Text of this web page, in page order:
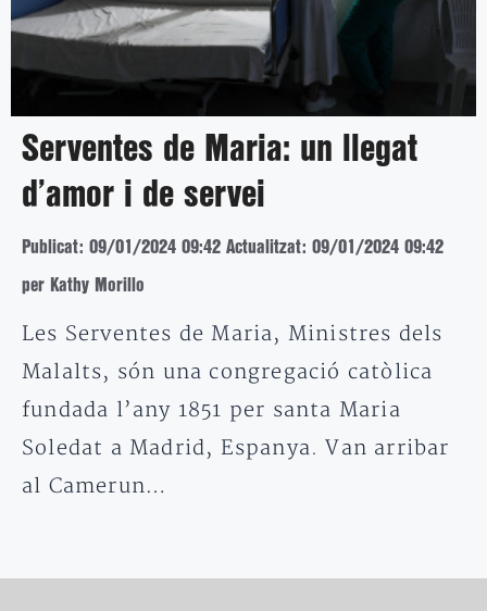
Serventes de Maria: un llegat
d’amor i de servei
Publicat: 09/01/2024 09:42 Actualitzat: 09/01/2024 09:42
per Kathy Morillo
Les Serventes de Maria, Ministres dels
Malalts, són una congregació catòlica
fundada l’any 1851 per santa Maria
Soledat a Madrid, Espanya. Van arribar
al Camerun…